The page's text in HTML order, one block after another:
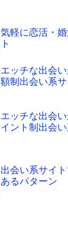
気軽に恋活・
ト
エッチな出会
額制出会い系サ
エッチな出会
イント制出会い
出会い系サイ
あるパターン